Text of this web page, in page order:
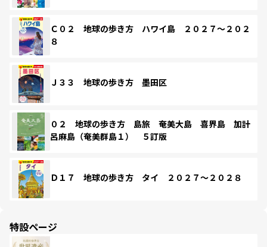
Ｃ０２ 地球の歩き方 ハワイ島 ２０２７～２０２
８
Ｊ３３ 地球の歩き方 墨田区
０２ 地球の歩き方 島旅 奄美大島 喜界島 加計
呂麻島（奄美群島１） ５訂版
Ｄ１７ 地球の歩き方 タイ ２０２７～２０２８
特設ページ